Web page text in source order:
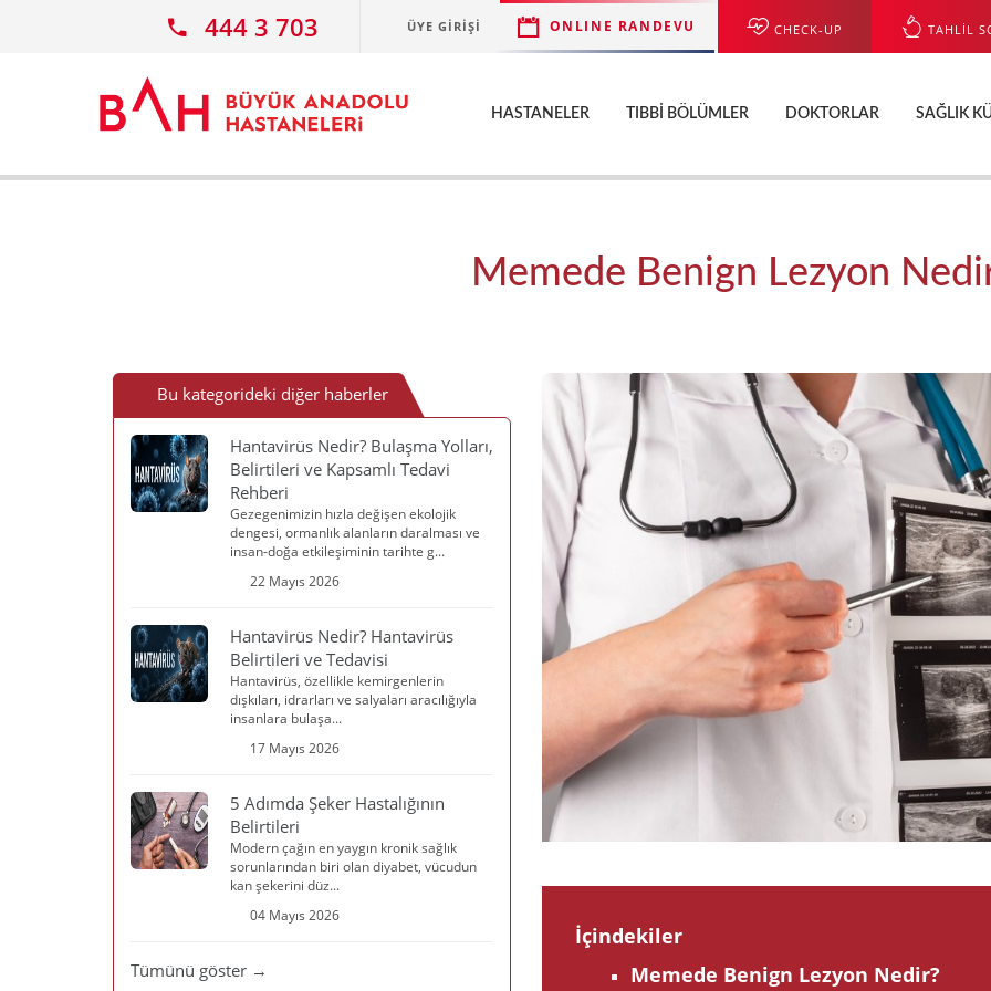
444 3 703 ÜYE GIRIŞI ONLINE RANDEVU CHECK-UP TAHLİL
HASTANELER TIBBI BÖLÜMLER DOKTORLAR SAĞLIK
Memede Benign Lezyon
İçindekiler
Memede Benign Lezyon Nedir?
Bu kategorideki diğer haberler
Hantavirüs Nedir? Bulaşma Yolları,
Belirtileri ve Kapsamlı Tedavi
Rehberi
Gezegenimizin hızla değişen ekolojik
dengesi, ormanlık alanların daralması ve
insan-doğa etkileşiminin tarihte g...
22 Mayıs 2026
Hantavirüs Nedir? Hantavirüs
Belirtileri ve Tedavisi
Hantavirüs, özellikle kemirgenlerin
dışkıları, idrarları ve salyaları aracılığıyla
insanlara bulaşa...
17 Mayıs 2026
5 Adımda Şeker Hastalığının
Belirtileri
Modern çağın en yaygın kronik sağlık
sorunlarından biri olan diyabet, vücudun
kan şekerini düz...
04 Mayıs 2026
Tümünü göster →